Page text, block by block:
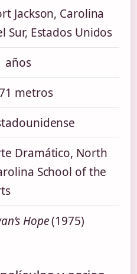
Jackson, Carolina
Sur, Estados Unidos
años
metros
Dramático, North
School of the
Hope(1975)